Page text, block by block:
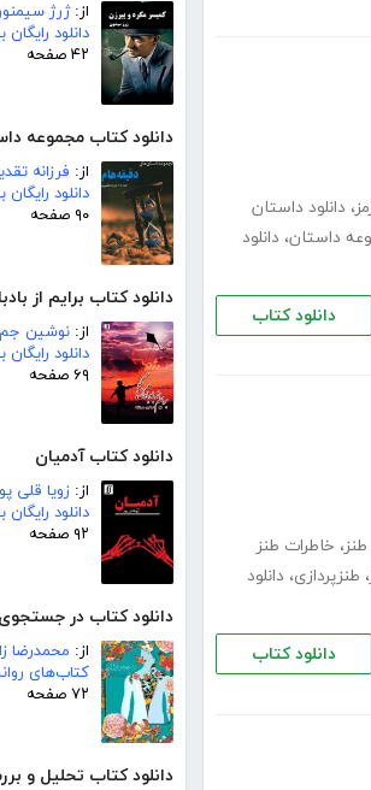
از:ژرژ
دانلود
۴۲ صفحه
دانلود کتاب مجموعه
از: فرزانه
دانلود
۹۰ صفحه
دانلود کتاب برایم از
از: نوشین جم
دانلود
۶۹ صفحه
دانلود کتاب آدمیان
از: زویا قلی
دانلود
۹۲ صفحه
دانلود کتاب در
از: محمدرضا
کتاب‌های
۷۲ صفحه
دانلود کتاب تحلیل و
، دانلود داستان
داستان، دانلود
دانلود کتاب
، خاطرات طنز
، طنزپردازی، دانلود
دانلود کتاب